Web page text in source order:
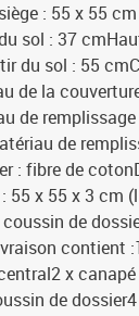
: 55 x 55
sol : 37
du sol : 55
de la
de
de
: fibre de
55 x 55 x 3 cm
de
contient
x
de